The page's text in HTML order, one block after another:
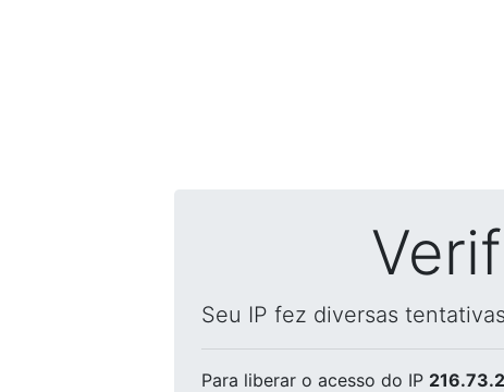
Seu IP fez diversas
Para liberar o acesso do IP